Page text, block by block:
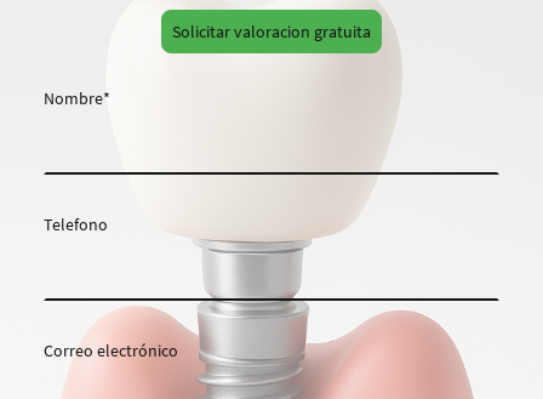
Solicitar valoracion gratuita
Nombre*
Telefono
Correo electrónico